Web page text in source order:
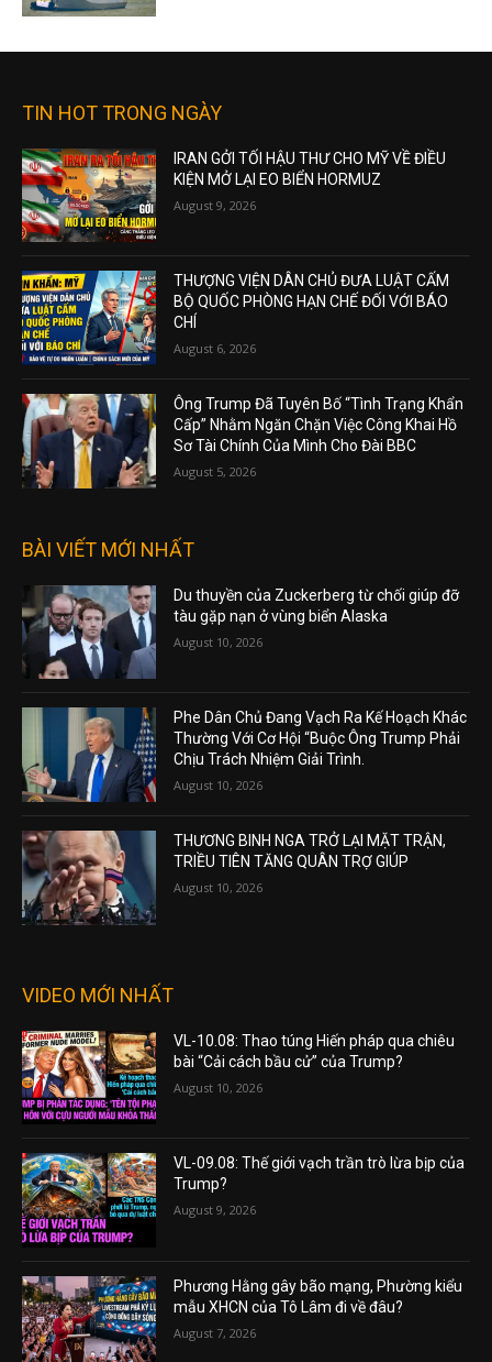
TIN HOT TRONG NGÀY
IRAN GỞI TỐI HẬU THƯ CHO MỸ VỀ ĐIỀU
KIỆN MỞ LẠI EO BIỂN HORMUZ
August 9, 2026
THƯỢNG VIỆN DÂN CHỦ ĐƯA LUẬT CẤM
BỘ QUỐC PHÒNG HẠN CHẾ ĐỐI VỚI BÁO
CHÍ
August 6, 2026
Ông Trump Đã Tuyên Bố “Tình Trạng Khẩn
Cấp” Nhằm Ngăn Chặn Việc Công Khai Hồ
Sơ Tài Chính Của Mình Cho Đài BBC
August 5, 2026
BÀI VIẾT MỚI NHẤT
Du thuyền của Zuckerberg từ chối giúp đỡ
tàu gặp nạn ở vùng biển Alaska
August 10, 2026
Phe Dân Chủ Đang Vạch Ra Kế Hoạch Khác
Thường Với Cơ Hội “Buộc Ông Trump Phải
Chịu Trách Nhiệm Giải Trình.
August 10, 2026
THƯƠNG BINH NGA TRỞ LẠI MẶT TRẬN,
TRIỀU TIÊN TĂNG QUÂN TRỢ GIÚP
August 10, 2026
VIDEO MỚI NHẤT
VL-10.08: Thao túng Hiến pháp qua chiêu
bài “Cải cách bầu cử” của Trump?
August 10, 2026
VL-09.08: Thế giới vạch trần trò lừa bịp của
Trump?
August 9, 2026
Phương Hằng gây bão mạng, Phường kiểu
mẫu XHCN của Tô Lâm đi về đâu?
August 7, 2026